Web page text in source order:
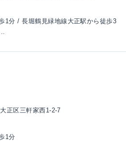
1分 / 長堀鶴見緑地線大正駅から徒歩3
正区三軒家西1-2-7
1分